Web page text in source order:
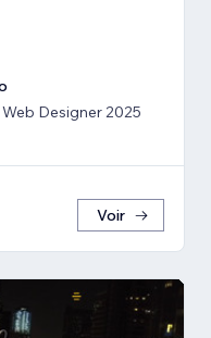
Designer 2025
Voir